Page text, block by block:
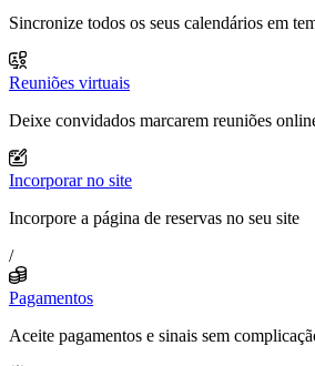
Sincronize todos os seus calendários em
Reuniões virtuais
Deixe convidados marcarem reuniões
Incorporar no site
Incorpore a página de reservas no seu site
/
Pagamentos
Aceite pagamentos e sinais sem